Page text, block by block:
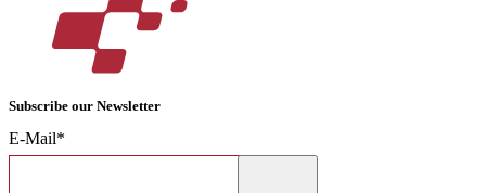
Subscribe our Newsletter
E-Mail*